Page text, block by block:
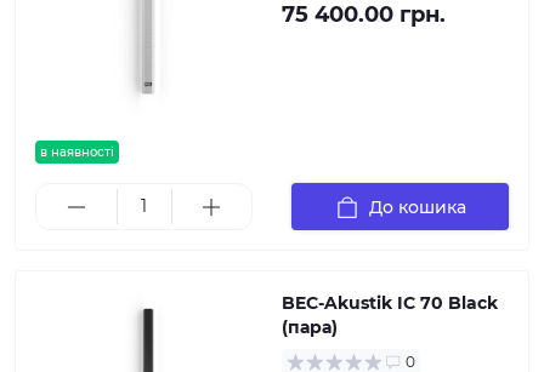
в наявності
75 400.00 грн.
До кошика
BEC-Akustik IC 70 Black
(пара)
0